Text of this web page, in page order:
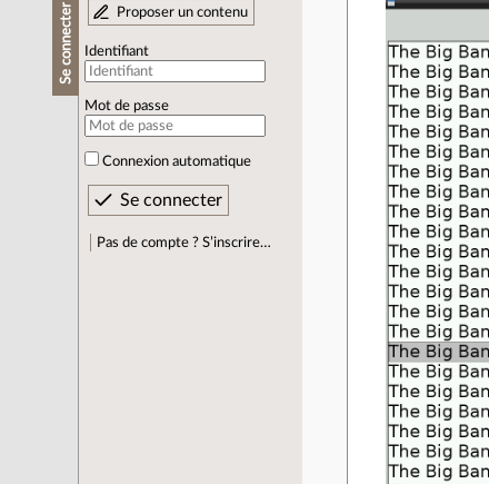
Se connecter Proposer un contenu
Identifiant
Mot de passe
Connexion automatique
Pas de compte ? S’inscrire…